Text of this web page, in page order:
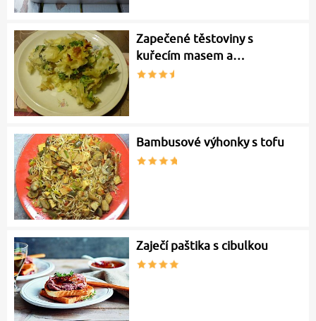
Zapečené těstoviny s
kuřecím masem a…
Bambusové výhonky s tofu
Zaječí paštika s cibulkou